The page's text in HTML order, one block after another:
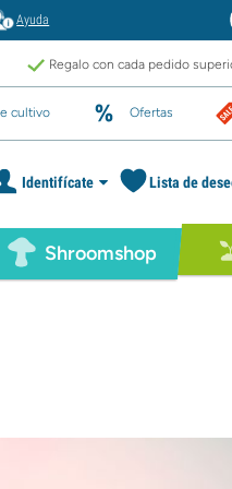
Ayuda
Regalo con cada pedido
cultivo Ofertas
Identifícate Lista de
Shroomshop